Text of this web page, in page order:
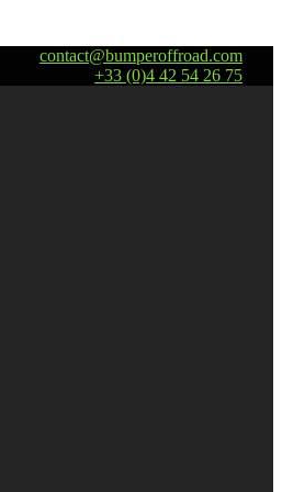
contact@bumperoffroad.com
+33 (0)4 42 54 26 75